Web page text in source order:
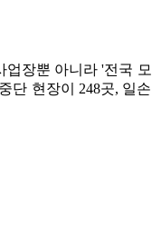
장뿐 아니라 '전국
현장이 248곳, 일